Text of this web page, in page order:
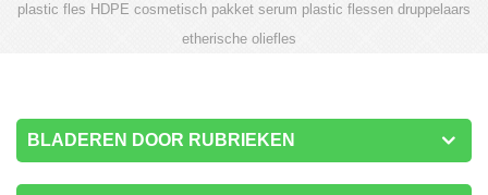
plastic fles HDPE cosmetisch pakket serum plastic flessen druppelaars
etherische oliefles
BLADEREN DOOR RUBRIEKEN